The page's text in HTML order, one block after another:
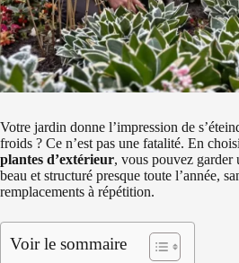
Votre jardin donne l’impression de
froids ? Ce n’est pas une fatalité. En
plantes d’extérieur, vous pouvez garder
beau et structuré presque toute l’année,
remplacements à répétition.
Voir le sommaire